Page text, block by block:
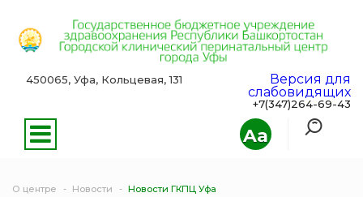
Aa
450065, Уфа, Кольцевая, 131
Версия для
слабовидящих
+7(347)264-69-43
О центре Новости Новости ГКПЦ Уфа